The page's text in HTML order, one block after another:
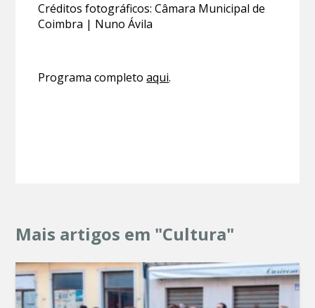
Créditos fotográficos: Câmara Municipal de
Coimbra | Nuno Ávila
Programa completoaqui.
Mais artigos em "Cultura"